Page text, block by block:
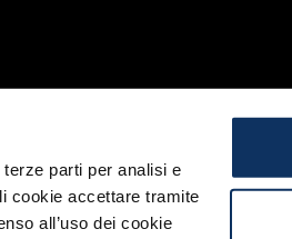
parti per analisi e
cookie accettare tramite
all’uso dei cookie